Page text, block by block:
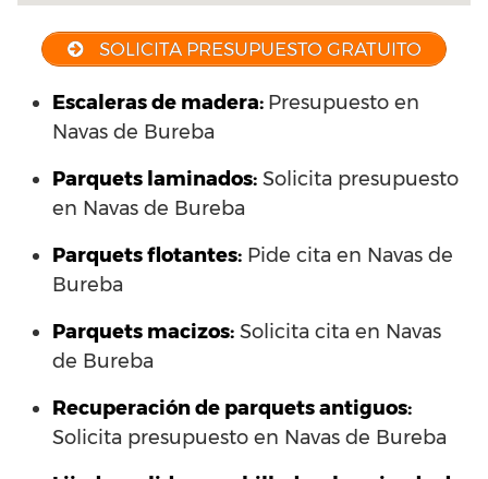
SOLICITA PRESUPUESTO GRATUITO
Escaleras de madera: Presupuesto en
Navas de Bureba
Parquets laminados: Solicita presupuesto
en Navas de Bureba
Parquets flotantes: Pide cita en Navas de
Bureba
Parquets macizos: Solicita cita en Navas
de Bureba
Recuperación de parquets antiguos:
Solicita presupuesto en Navas de Bureba